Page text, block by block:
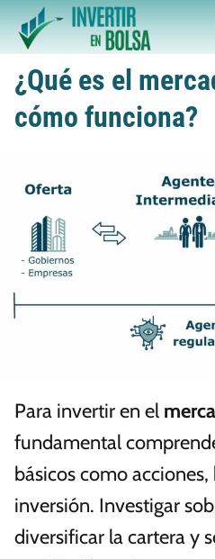
¿Qué es el
cómo funciona?
Para invertir en el
fundamental
básicos como
inversión. Investigar
diversificar la cartera y